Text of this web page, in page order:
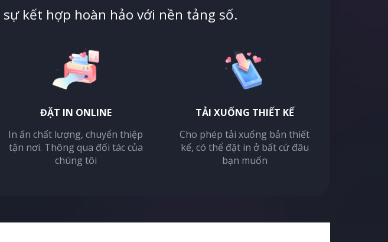
kết hợp hoàn hảo với nền tảng số.
ĐẶT IN ONLINE
In ấn chất lượng, chuyển thiệp
tận nơi. Thông qua đối tác của
chúng tôi
TẢI XUỐNG THIẾT KẾ
Cho phép tải xuống bản thiết
kế, có thể đặt in ở bất cứ đâu
bạn muốn